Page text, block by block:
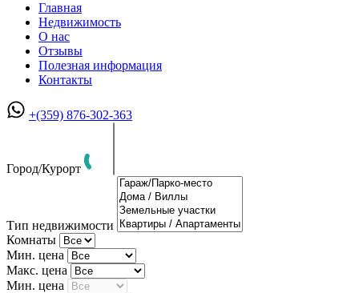
Главная
Недвижимость
О нас
Отзывы
Полезная информация
Контакты
+(359) 876-302-363
Город/Курорт
Тип недвижимости
Комнаты
Мин. цена
Макс. цена
Мин. цена